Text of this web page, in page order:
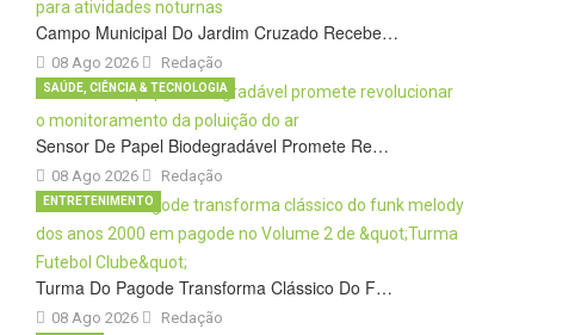
Campo Municipal Do Jardim Cruzado Recebe…
08 Ago 2026 Redação
Sensor De Papel Biodegradável Promete Re…
08 Ago 2026
SAÚDE, CIÊNCIA & TECNOLOGIA
Redação
Turma Do Pagode Transforma Clássico Do F…
08 Ago 2026
ENTRETENIMENTO
Redação